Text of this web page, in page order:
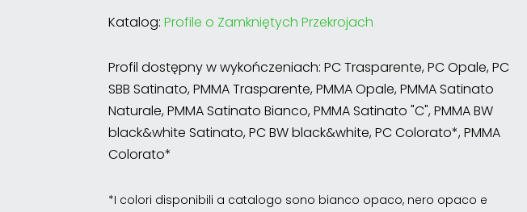
Katalog:Profile o Zamkniętych Przekrojach
Profil dostępny w wykończeniach: PC Trasparente, PC Opale, PC
SBB Satinato, PMMA Trasparente, PMMA Opale, PMMA Satinato
Naturale, PMMA Satinato Bianco, PMMA Satinato "C", PMMA BW
black&white Satinato, PC BW black&white, PC Colorato*, PMMA
Colorato*
*I colori disponibili a catalogo sono bianco opaco, nero opaco e